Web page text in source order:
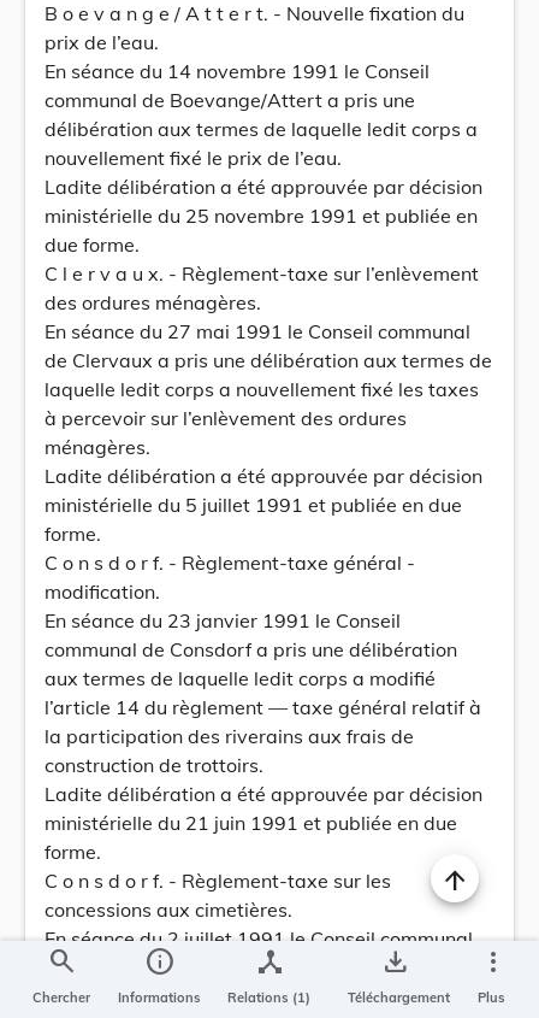
B o e v a n g e / A t t e r t. - Nouvelle fixation du
prix de l’eau.
En séance du 14 novembre 1991 le Conseil
communal de Boevange/Attert a pris une
délibération aux termes de laquelle ledit corps a
nouvellement fixé le prix de l’eau.
Ladite délibération a été approuvée par décision
ministérielle du 25 novembre 1991 et publiée en
due forme.
C l e r v a u x. - Règlement-taxe sur l’enlèvement
des ordures ménagères.
En séance du 27 mai 1991 le Conseil communal
de Clervaux a pris une délibération aux termes de
laquelle ledit corps a nouvellement fixé les taxes
à percevoir sur l’enlèvement des ordures
ménagères.
Ladite délibération a été approuvée par décision
ministérielle du 5 juillet 1991 et publiée en due
forme.
C o n s d o r f. - Règlement-taxe général -
modification.
En séance du 23 janvier 1991 le Conseil
communal de Consdorf a pris une délibération
aux termes de laquelle ledit corps a modifié
l’article 14 du règlement — taxe général relatif à
la participation des riverains aux frais de
construction de trottoirs.
Ladite délibération a été approuvée par décision
ministérielle du 21 juin 1991 et publiée en due
forme.
C o n s d o r f. - Règlement-taxe sur les
concessions aux cimetières.
En séance du 2 juillet 1991 le Conseil communal
de Consdorf a pris une délibération aux termes de
laquelle ledit corps a modifié la taxe concernant
search
Chercher
info
Informations
device_hub
Relations (1)
save_alt
Téléchargement
more_vert
Plus